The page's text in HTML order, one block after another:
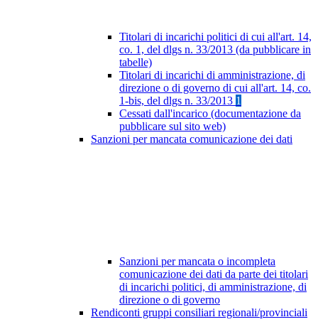
Titolari di incarichi politici di cui all'art. 14,
co. 1, del dlgs n. 33/2013 (da pubblicare in
tabelle)
Titolari di incarichi di amministrazione, di
direzione o di governo di cui all'art. 14, co.
1-bis, del dlgs n. 33/2013 1
Cessati dall'incarico (documentazione da
pubblicare sul sito web)
Sanzioni per mancata comunicazione dei dati
Sanzioni per mancata o incompleta
comunicazione dei dati da parte dei titolari
di incarichi politici, di amministrazione, di
direzione o di governo
Rendiconti gruppi consiliari regionali/provinciali